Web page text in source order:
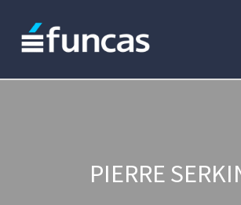
PIERRE